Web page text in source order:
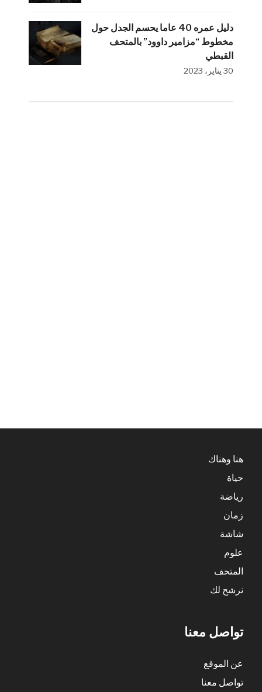
دليل عمره 40 عاما يحسم الجدل حول
مخطوط “مزامير داوود” بالمتحف
القبطي
30 يناير، 2023
هنا وهناك
حياة
رياضة
زمان
شاشة
علوم
المتحف
نرشح لك
تواصل معنا
عن الموقع
تواصل معنا